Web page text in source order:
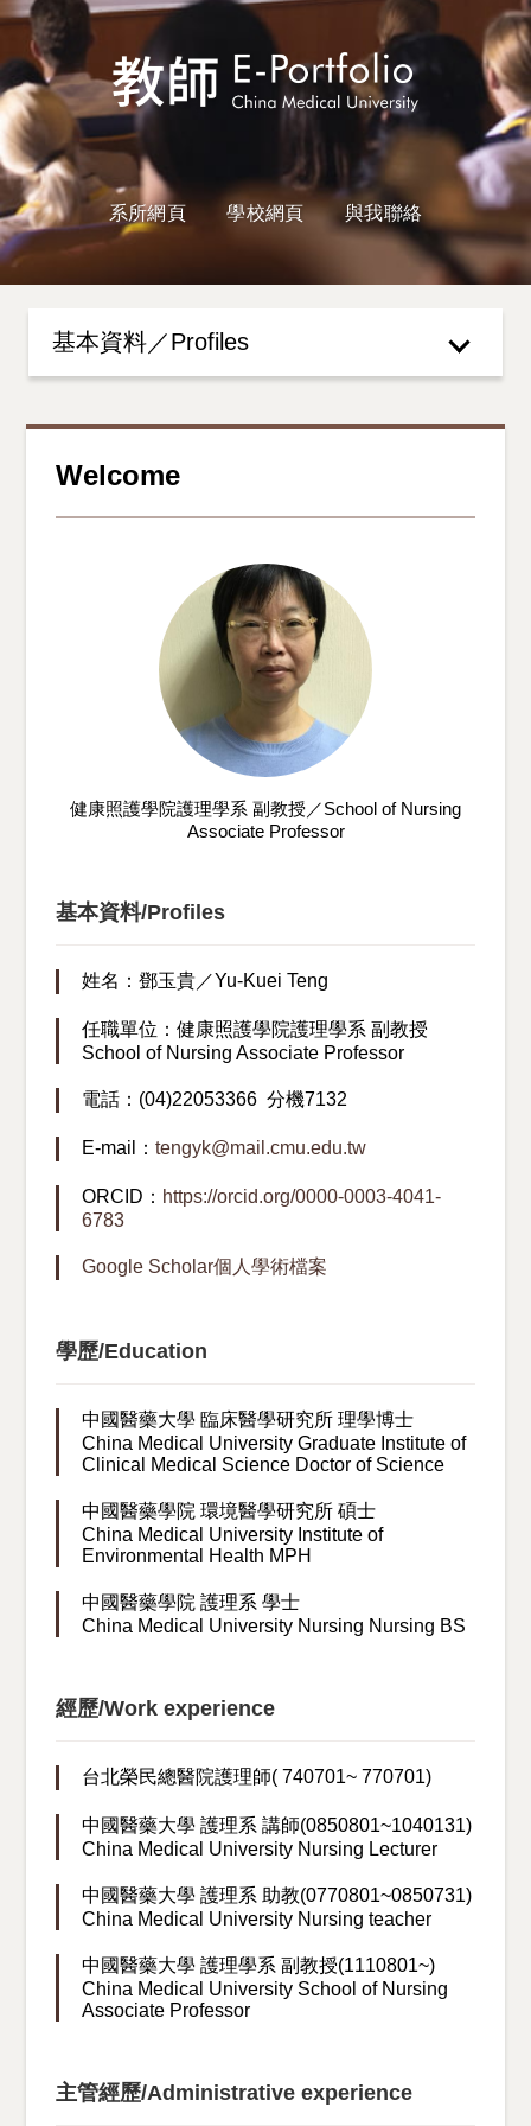
系所網頁 學校網頁 與我聯絡
Welcome
健康照護學院護理學系 副教授／School of Nursing
Associate Professor
基本資料/Profiles
姓名：鄧玉貴／Yu-Kuei Teng
任職單位：健康照護學院護理學系 副教授
School of Nursing Associate Professor
電話：(04)22053366 分機7132
E-mail：tengyk@mail.cmu.edu.tw
ORCID： https://orcid.org/0000-0003-4041-
6783
Google Scholar個人學術檔案
學歷/Education
中國醫藥大學 臨床醫學研究所 理學博士
China Medical University Graduate Institute of
Clinical Medical Science Doctor of Science
中國醫藥學院 環境醫學研究所 碩士
China Medical University Institute of
Environmental Health MPH
中國醫藥學院 護理系 學士
China Medical University Nursing Nursing BS
經歷/Work experience
台北榮民總醫院護理師( 740701~ 770701)
中國醫藥大學 護理系 講師(0850801~1040131)
China Medical University Nursing Lecturer
中國醫藥大學 護理系 助教(0770801~0850731)
China Medical University Nursing teacher
中國醫藥大學 護理學系 副教授(1110801~)
China Medical University School of Nursing
Associate Professor
主管經歷/Administrative experience
基本資料／Profiles